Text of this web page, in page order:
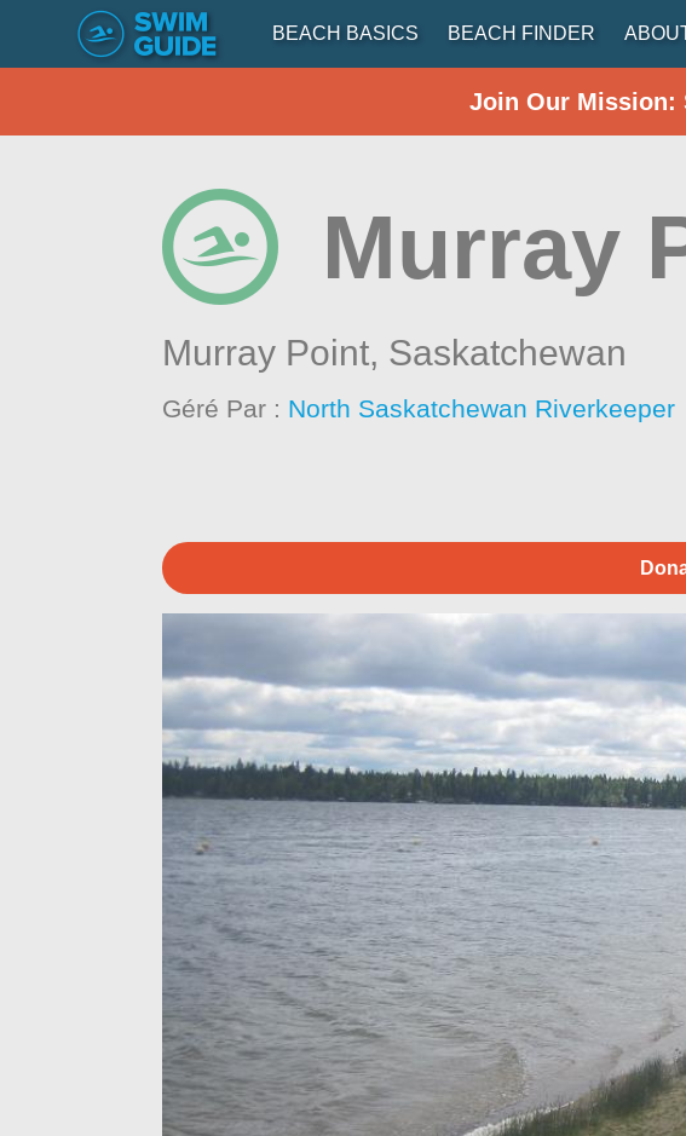
BEACH BASICS BEACH FINDER
Join Our Mission:
Murray
Murray Point, Saskatchewan
Géré Par : North Saskatchewan Riverkeeper